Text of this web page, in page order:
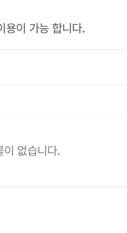
용이 가능 합니다.
이 없습니다.